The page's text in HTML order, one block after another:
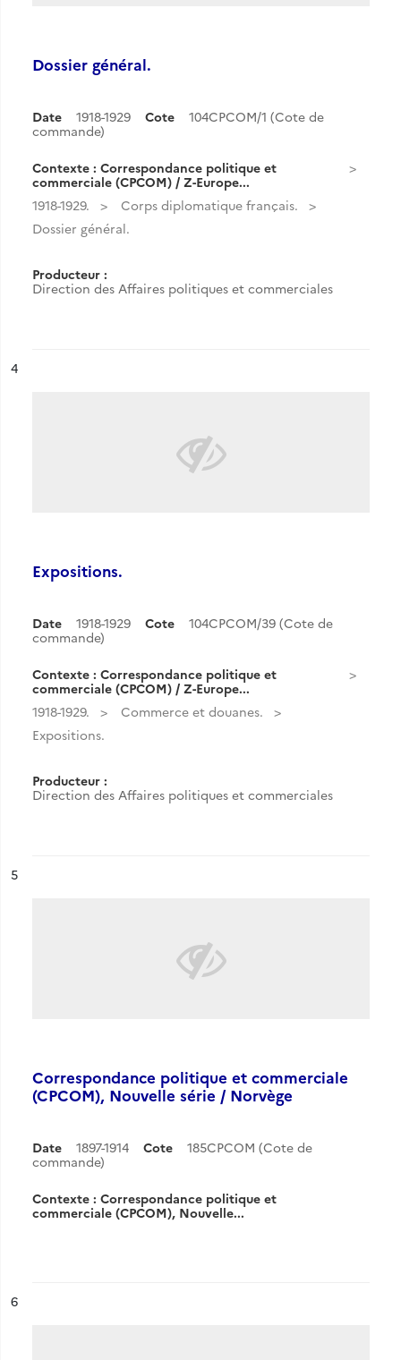
Dossier général.
Date 1918-1929 Cote
104CPCOM/1 (Cote de
commande)
Contexte : Correspondance politique et
commerciale (CPCOM) / Z-Europe...
1918-1929.
Corps diplomatique français.
Dossier général.
Producteur :
Direction des Affaires politiques et commerciales
n°
4
Expositions.
Date 1918-1929 Cote
104CPCOM/39 (Cote de
commande)
Contexte : Correspondance politique et
commerciale (CPCOM) / Z-Europe...
1918-1929.
Commerce et douanes.
Expositions.
Producteur :
Direction des Affaires politiques et commerciales
n°
5
Correspondance politique et commerciale
(CPCOM), Nouvelle série / Norvège
Date 1897-1914 Cote
185CPCOM (Cote de
commande)
Contexte : Correspondance politique et
commerciale (CPCOM), Nouvelle...
n°
6